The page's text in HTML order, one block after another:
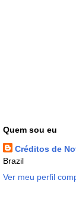
Quem sou eu
Créditos de
Brazil
Ver meu perfil